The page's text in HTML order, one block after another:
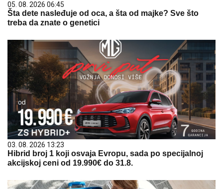
05. 08. 2026 06:45
Šta dete nasleđuje od oca, a šta od majke? Sve što
treba da znate o genetici
03. 08. 2026 13:23
Hibrid broj 1 koji osvaja Evropu, sada po specijalnoj
akcijskoj ceni od 19.990€ do 31.8.